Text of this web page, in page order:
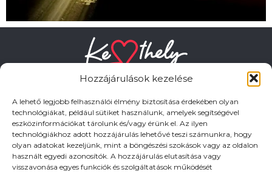
Hozzájárulások kezelése
A lehető legjobb felhasználói élmény biztosítása érdekében olyan
technológiákat, például sütiket használunk, amelyek segítségével
eszközinformációkat tárolunk és/vagy érünk el. Az ilyen
technológiákhoz adott hozzájárulás lehetővé teszi számunkra, hogy
olyan adatokat kezeljünk, mint a böngészési szokások vagy az oldalon
használt egyedi azonosítók. A hozzájárulás elutasítása vagy
visszavonása egyes funkciók és szolgáltatások működését
HASZNOS LINKEK
Adatkezelési tájékoztató